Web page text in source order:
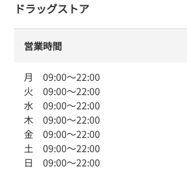
ドラッグストア
営業時間
月 09:00～22:00
火 09:00～22:00
水 09:00～22:00
木 09:00～22:00
金 09:00～22:00
土 09:00～22:00
日 09:00～22:00